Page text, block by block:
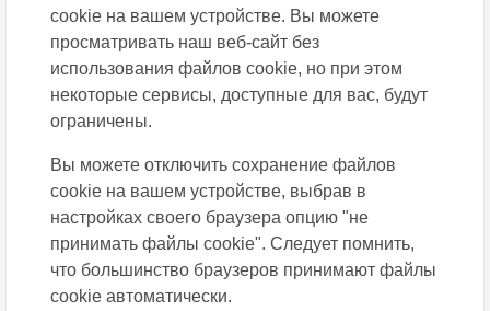
сookie на вашем устройстве. Вы можете
просматривать наш веб-сайт без
использования файлов сookie, но при этом
некоторые сервисы, доступные для вас, будут
ограничены.
Вы можете отключить сохранение файлов
сookie на вашем устройстве, выбрав в
настройках своего браузера опцию "не
принимать файлы cookie". Следует помнить,
что большинство браузеров принимают файлы
cookie автоматически.